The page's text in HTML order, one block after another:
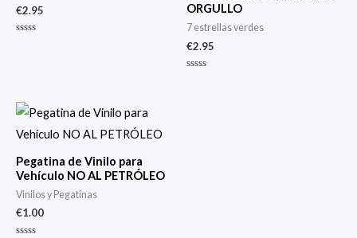
€2.95
ORGULLO
7 estrellas verdes
€2.95
Pegatina de Vinilo para
Vehículo NO AL PETRÓLEO
Vinilos y Pegatinas
€1.00